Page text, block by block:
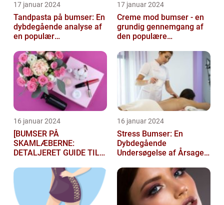
17 januar 2024
Tandpasta på bumser: En
dybdegående analyse af
en populær
17 januar 2024
Creme mod bumser - en
grundig gennemgang af
den populære
16 januar 2024
[BUMSER PÅ
SKAMLÆBERNE:
DETALJERET GUIDE TIL
BEHANDLING]
16 januar 2024
Stress Bumser: En
Dybdegående
Undersøgelse af Årsager,
Forebyggelse